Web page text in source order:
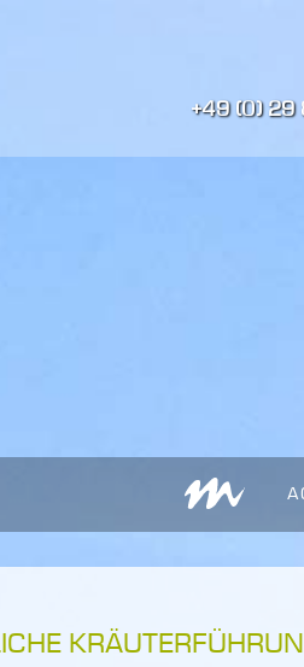
+49 (0) 29